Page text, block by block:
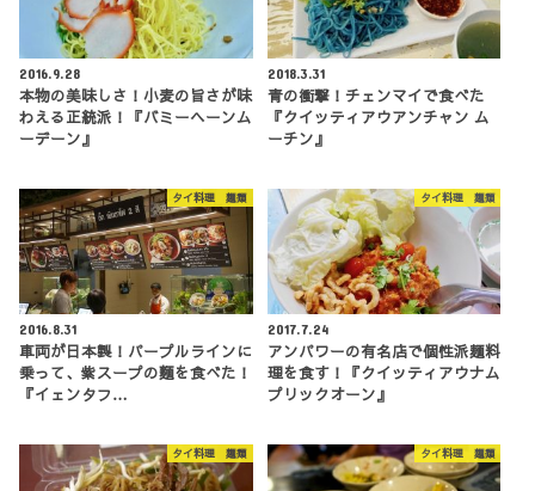
2016.9.28
本物の美味しさ！小麦の旨さが味
わえる正統派！『バミーヘーンム
ーデーン』
2018.3.31
青の衝撃！チェンマイで食べた
『クイッティアウアンチャン ム
ーチン』
タイ料理 麺類
2016.8.31
車両が日本製！パープルラインに
乗って、紫スープの麵を食べた！
『イェンタフ…
タイ料理 麺類
2017.7.24
アンパワーの有名店で個性派麺料
理を食す！『クイッティアウナム
プリックオーン』
タイ料理 麺類 タイ料理 麺類